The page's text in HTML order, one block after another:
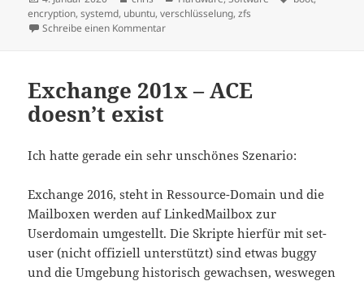
am
encryption,systemd, ubuntu,verschlüsselung,zfs
Schreibe einen Kommentarzu Encrypted ZFS Dataset – Unlock @boot
Exchange 201x – ACE
doesn’t exist
Ich hatte gerade ein sehr unschönes Szenario:
Exchange 2016, steht in Ressource-Domain und die
Mailboxen werden auf LinkedMailbox zur
Userdomain umgestellt. Die Skripte hierfür mit set-
user (nicht offiziell unterstützt) sind etwas buggy
und die Umgebung historisch gewachsen, weswegen